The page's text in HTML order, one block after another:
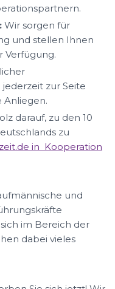
Wir sorgen für
und stellen Ihnen
Verfügung.
zur Seite
Anliegen.
darauf, zu den 10
zu
in Kooperation
und
im Bereich der
dabei vieles